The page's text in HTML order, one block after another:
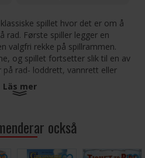
spillet hvor det er om å
rad. Første spiller legger en
valgfri rekke på spillrammen.
og spillet fortsetter slik til en av
rad- loddrett, vannrett eller
brikker.
Läs mer
också